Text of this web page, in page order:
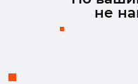
Land
не